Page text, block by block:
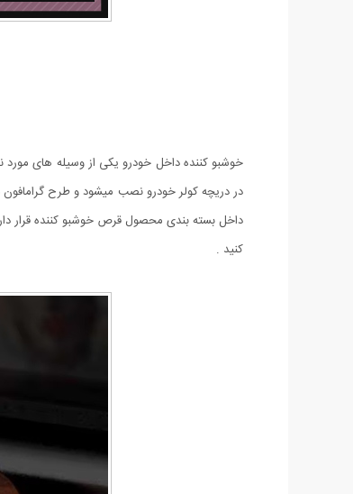
خوشبو کننده داخل خودرو یکی از وسیله های
در دریچه کولر خودرو نصب میشود و طرح
داخل بسته بندی محصول قرص خوشبو کننده قرار
کنید .